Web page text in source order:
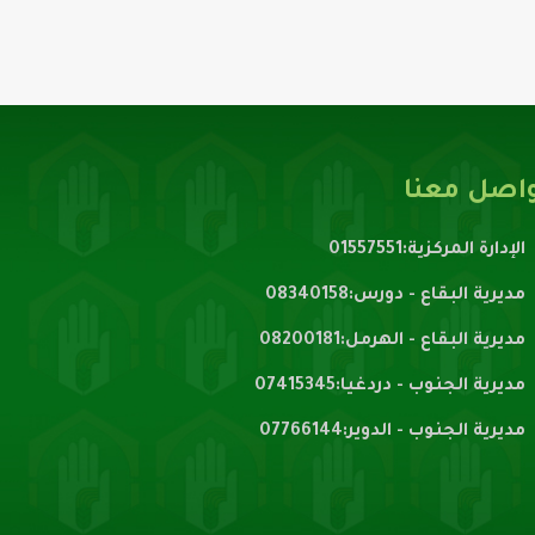
معنا
الإدارة المركزية:01557551
مديرية البقاع - دورس:08340158
مديرية البقاع - الهرمل:08200181
مديرية الجنوب - دردغيا:07415345
مديرية الجنوب - الدوير:07766144